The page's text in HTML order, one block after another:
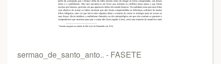
sermao_de_santo_anto.. - FASETE